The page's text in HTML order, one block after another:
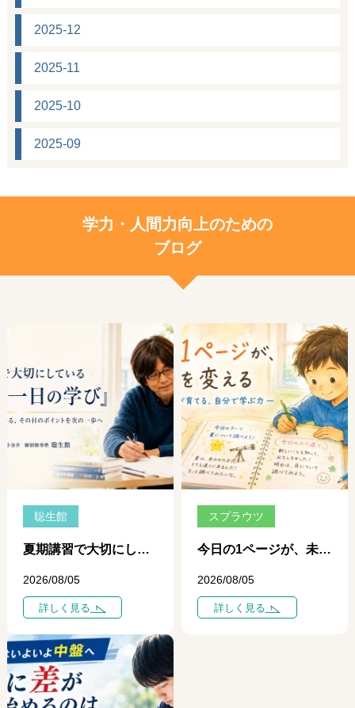
2025-12
2025-11
2025-10
2025-09
学力・人間力向上のための
ブログ
聡生館
夏期講習で大切にしている「一日、一日の学び」 ― 個別指導だからできる、その日のポイントを次の一歩につなげる学習 ―
2026/08/05
詳しく見る
スプラウツ
今日の1ページが、未来を変える ― 自学ノートが育てる、自分で学ぶ力 ―
2026/08/05
詳しく見る